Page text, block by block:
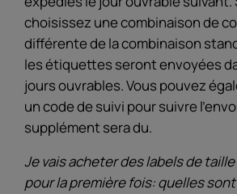
choisissez une combinaison de
différente de la combinaison
les étiquettes seront envoyées
jours ouvrables. Vous pouvez
un code de suivi pour suivre
supplément sera du.
Je vais acheter des labels de
pour la première fois: quelles